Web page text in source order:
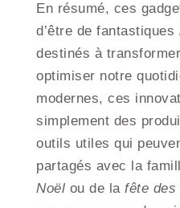
En résumé, ces
d’être de fantastiques
destinés à
optimiser notre
modernes, ces
simplement des
outils utiles qui
partagés avec la
Noël ou de la fête des